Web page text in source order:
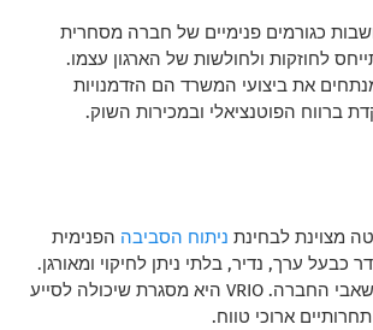
כגורמים פנימיים של חברה מסחרית
לחוזקות ולחולשות של הארגון עצמו.
את ביצועי המשרד הם הזדמנויות
ברווח הפוטנציאלי ובמכירות השוק.
מצוינת לבחינת ניתוח הסביבה הפנימית
כבעל ערך, נדיר, בלתי ניתן לחיקוי ומאורגן.
זה מקל על ארגון משאבי החברה. VRIO היא מסגרת שיכולה לסייע
ארוכי טווח.